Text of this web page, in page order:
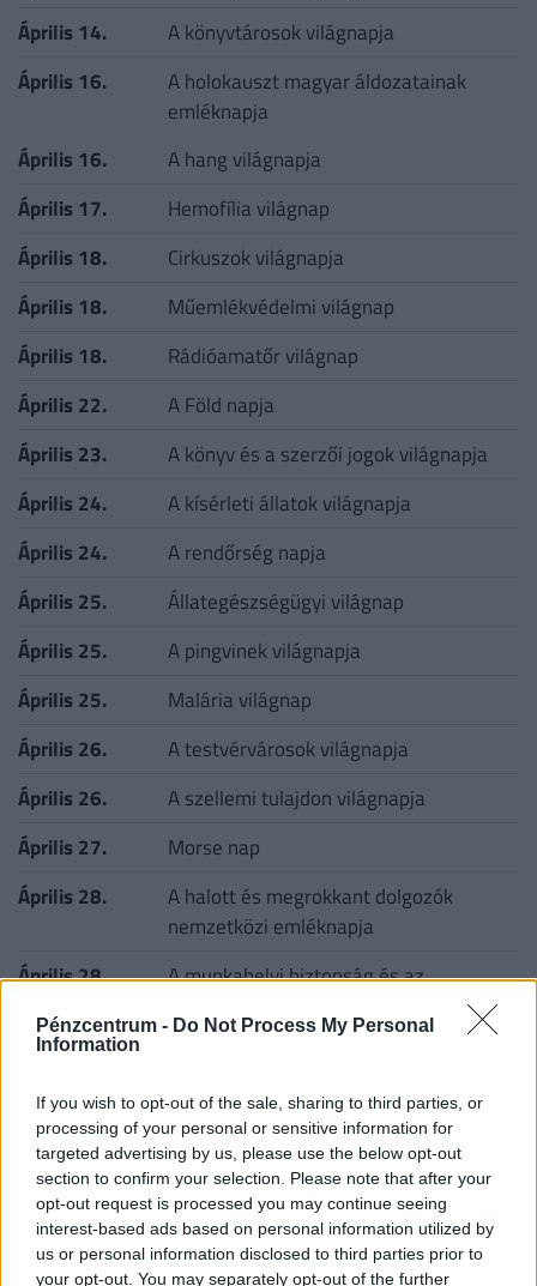
Pénzcentrum - Do Not Process My Personal
Information
If you wish to opt-out of the sale, sharing to third parties, or
processing of your personal or sensitive information for
targeted advertising by us, please use the below opt-out
section to confirm your selection. Please note that after your
opt-out request is processed you may continue seeing
interest-based ads based on personal information utilized by
us or personal information disclosed to third parties prior to
your opt-out. You may separately opt-out of the further
Április 14.
A könyvtárosok világnapja
Április 16.
A holokauszt magyar áldozatainak
emléknapja
Április 16.
A hang világnapja
Április 17.
Hemofília világnap
Április 18.
Cirkuszok világnapja
Április 18.
Műemlékvédelmi világnap
Április 18.
Rádióamatőr világnap
Április 22.
A Föld napja
Április 23.
A könyv és a szerzői jogok világnapja
Április 24.
A kísérleti állatok világnapja
Április 24.
A rendőrség napja
Április 25.
Állategészségügyi világnap
Április 25.
A pingvinek világnapja
Április 25.
Malária világnap
Április 26.
A testvérvárosok világnapja
Április 26.
A szellemi tulajdon világnapja
Április 27.
Morse nap
Április 28.
A halott és megrokkant dolgozók
nemzetközi emléknapja
Április 28.
A munkahelyi biztonság és az
Április 29.
Április 29.
A vakvezető kutyák világnapja
Április 29.
A tánc világnapja
Április 30.
A katonazene napja
Április 30.
Jazz világnap